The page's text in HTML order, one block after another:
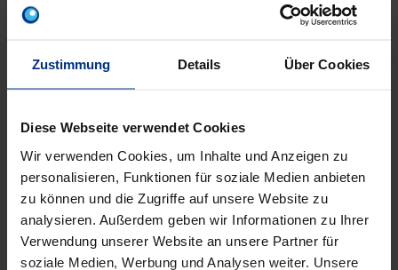
Zustimmung Details Über Cookies
Diese Webseite verwendet Cookies
Wir verwenden Cookies, um Inhalte und Anzeigen zu
personalisieren, Funktionen für soziale Medien anbieten
zu können und die Zugriffe auf unsere Website zu
analysieren. Außerdem geben wir Informationen zu Ihrer
Verwendung unserer Website an unsere Partner für
soziale Medien, Werbung und Analysen weiter. Unsere
HL Ersatz- Laubfangkorb für Regensinkkasten HL600N
Verpackungseinheit: -
HL0600N.2E
MINUS PLUS
Stück
Min.: 1 Stück